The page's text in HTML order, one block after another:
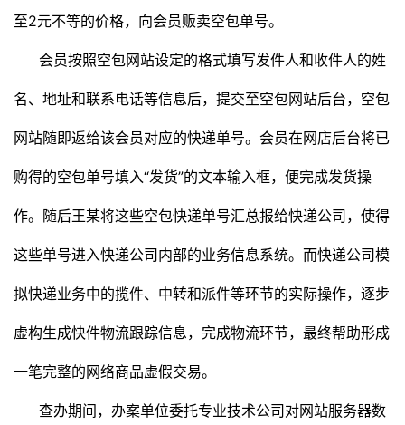
至2元不等的价格，向会员贩卖空包单号。
会员按照空包网站设定的格式填写发件人和收件人的姓
名、地址和联系电话等信息后，提交至空包网站后台，空包
网站随即返给该会员对应的快递单号。会员在网店后台将已
购得的空包单号填入“发货”的文本输入框，便完成发货操
作。随后王某将这些空包快递单号汇总报给快递公司，使得
这些单号进入快递公司内部的业务信息系统。而快递公司模
拟快递业务中的揽件、中转和派件等环节的实际操作，逐步
虚构生成快件物流跟踪信息，完成物流环节，最终帮助形成
一笔完整的网络商品虚假交易。
查办期间，办案单位委托专业技术公司对网站服务器数